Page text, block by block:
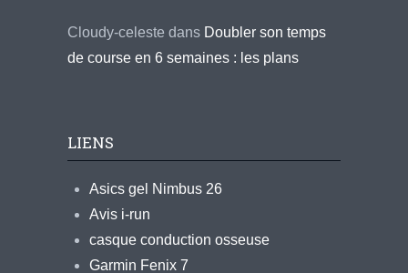
Cloudy-celeste dans Doubler son temps
de course en 6 semaines : les plans
LIENS
Asics gel Nimbus 26
Avis i-run
casque conduction osseuse
Garmin Fenix 7